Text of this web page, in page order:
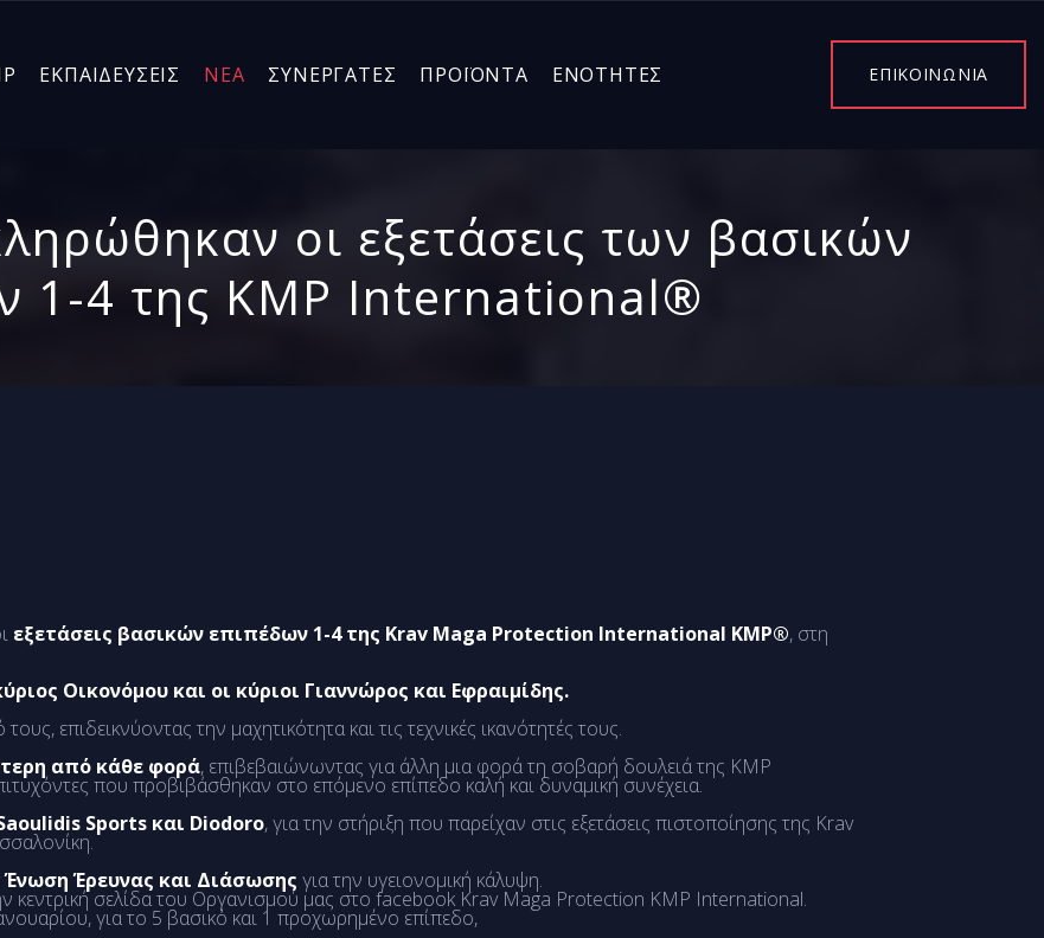
ΕΚΠΑΙΔΕΥΣΕΙΣ ΝΕΑ ΣΥΝΕΡΓΑΤΕΣ ΠΡΟΪΟΝΤΑ ΕΝΌΤΗΤΕΣ ΕΠΙΚΟΙΝΩΝΙΑ
οι εξετάσεις των βασικών
1-4 της KMP International®
εξετάσεις βασικών επιπέδων 1-4 της Krav Maga Protection International KMP®, στη
Οικονόμου και οι κύριοι Γιαννώρος και Εφραιμίδης.
επιδεικνύοντας την μαχητικότητα και τις τεχνικές ικανότητές τους.
από κάθε φορά, επιβεβαιώνωντας για άλλη μια φορά τη σοβαρή δουλειά της KMP
που προβιβάσθηκαν στο επόμενο επίπεδο καλή και δυναμική συνέχεια.
Sports και Diodoro, για την στήριξη που παρείχαν στις εξετάσεις πιστοποίησης της Krav
Ένωση Έρευνας και Διάσωσης για την υγειονομική κάλυψη.
κεντρική σελίδα του Οργανισμού μας στο facebook Krav Maga Protection KMP International.
για το 5 βασικό και 1 προχωρημένο επίπεδο,